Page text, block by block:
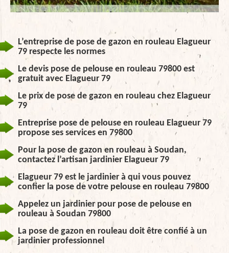
L’entreprise de pose de gazon en rouleau Elagueur
79 respecte les normes
Le devis pose de pelouse en rouleau 79800 est
gratuit avec Elagueur 79
Le prix de pose de gazon en rouleau chez Elagueur
79
Entreprise pose de pelouse en rouleau Elagueur 79
propose ses services en 79800
Pour la pose de gazon en rouleau à Soudan,
contactez l’artisan jardinier Elagueur 79
Elagueur 79 est le jardinier à qui vous pouvez
confier la pose de votre pelouse en rouleau 79800
Appelez un jardinier pour pose de pelouse en
rouleau à Soudan 79800
La pose de gazon en rouleau doit être confié à un
jardinier professionnel